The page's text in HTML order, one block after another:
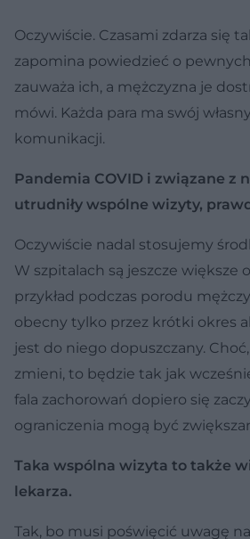
Oczywiście. Czasami zdarza się
zapomina powiedzieć o
zauważa ich, a mężczyzna je
mówi. Każda para ma swój
komunikacji.
Pandemia COVID i związane z
utrudniły wspólne wizyty,
Oczywiście nadal stosujemy
W szpitalach są jeszcze większe
przykład podczas porodu
obecny tylko przez krótki okres
jest do niego dopuszczany.
zmieni, to będzie tak jak
fala zachorowań dopiero się
ograniczenia mogą być
Taka wspólna wizyta to także
lekarza.
Tak, bo musi poświęcić uwagę